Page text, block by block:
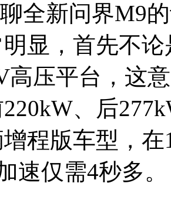
全新问界M9
显，首先不
高压平台，这
、后
程版车型，
速仅需4秒多。